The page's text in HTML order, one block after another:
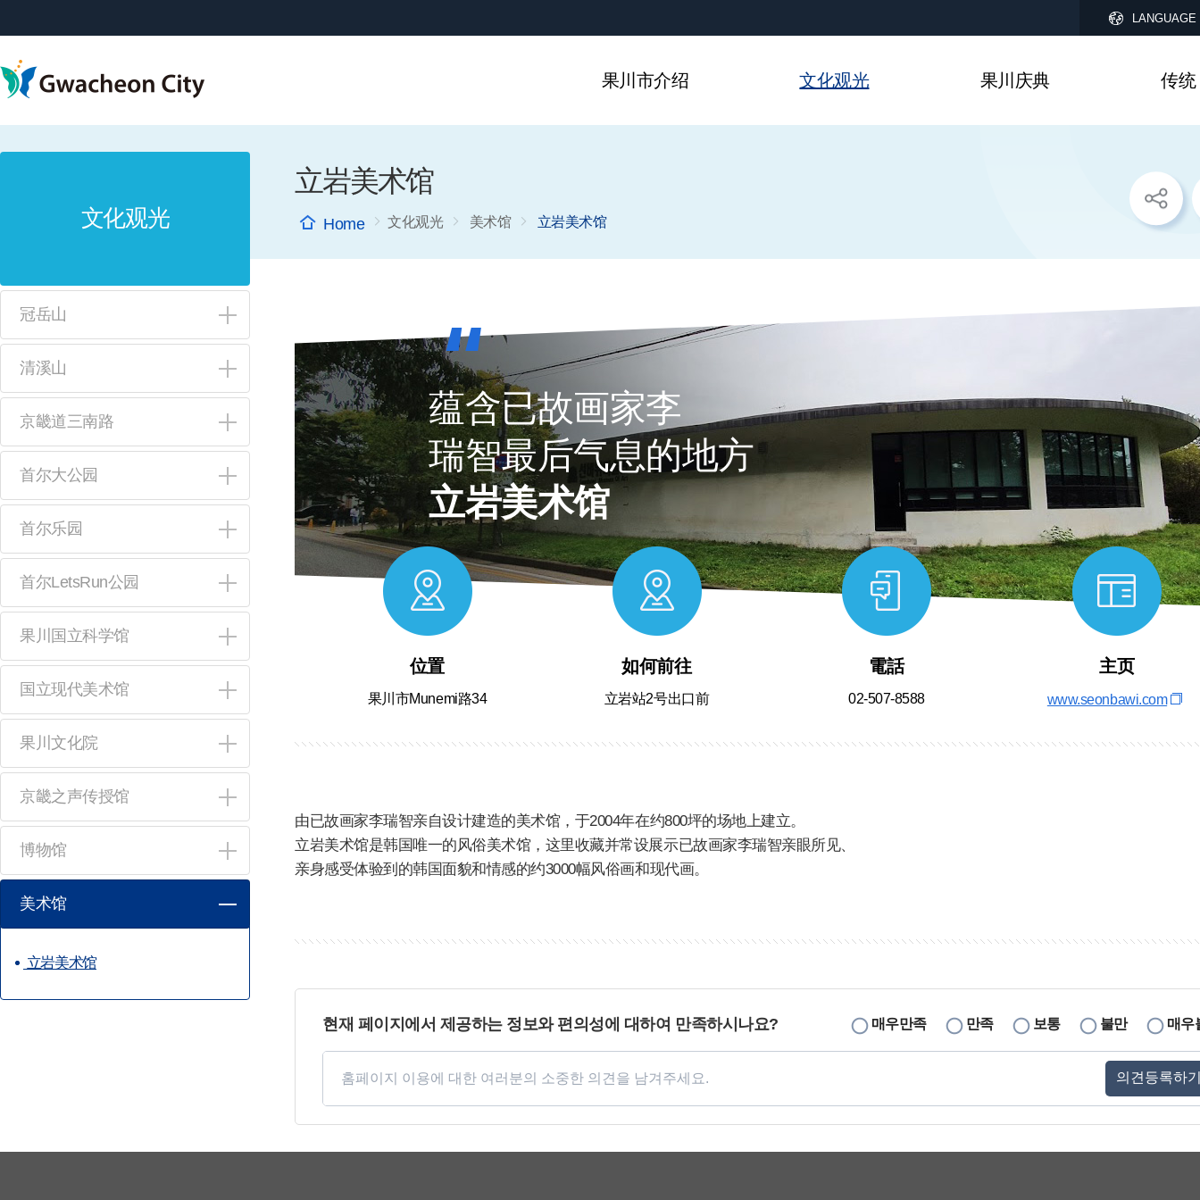
LANGUAGE
果川市介绍 文化观光 果川庆典 传统
文化观光
冠岳山
清溪山
京畿道三南路
首尔大公园
首尔乐园
首尔LetsRun公园
果川国立科学馆
国立现代美术馆
果川文化院
京畿之声传授馆
博物馆
美术馆
立岩美术馆
立岩美术馆
文化观光 美术馆 立岩美术馆
sns
공
유
리
蕴含已故画家李
瑞智最后气息的地方
立岩美术馆
位置
果川市Munemi路34
如何前往
立岩站2号出口前
電話
02-507-8588
主页
www.seonbawi.com
由已故画家李瑞智亲自设计建造的美术馆，于2004年在约800坪的场地上建立。
立岩美术馆是韩国唯一的风俗美术馆，这里收藏并常设展示已故画家李瑞智亲眼所见、
亲身感受体验到的韩国面貌和情感的约3000幅风俗画和现代画。
이
지
현재 페이지에서 제공하는 정보와 편의성에 대하여 만족하시나요? 매우만족 만족 보통 불만 매우
페
만
도